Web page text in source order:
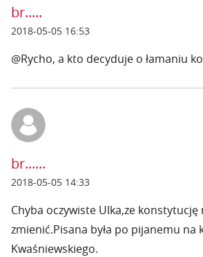
br.....
2018-05-05 16:53
@Rycho, a kto decyduje o łamaniu
br......
2018-05-05 14:33
Chyba oczywiste Ulka,ze konstytucję
zmienić.Pisana była po pijanemu na
Kwaśniewskiego.